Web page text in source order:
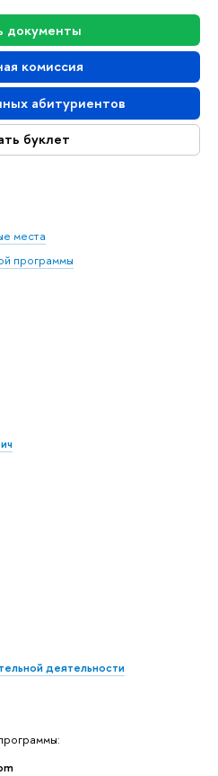
документы
комиссия
абитуриентов
буклет
места
программы
деятельности